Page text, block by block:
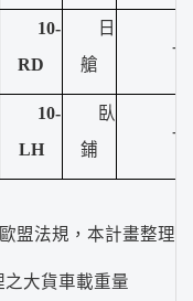
10-
RD
日
艙
-
10-
LH
臥
鋪
-
盟法規，本計畫整理
大貨車載重量